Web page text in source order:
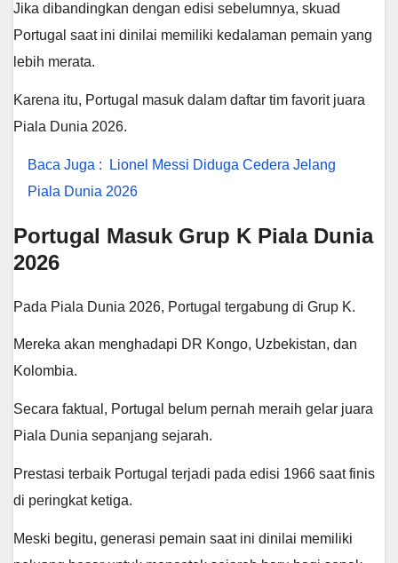
Jika dibandingkan dengan edisi sebelumnya, skuad
Portugal saat ini dinilai memiliki kedalaman pemain yang
lebih merata.
Karena itu, Portugal masuk dalam daftar tim favorit juara
Piala Dunia 2026.
Baca Juga :
Lionel Messi Diduga Cedera Jelang
Piala Dunia 2026
Portugal Masuk Grup K Piala Dunia
2026
Pada Piala Dunia 2026, Portugal tergabung di Grup K.
Mereka akan menghadapi DR Kongo, Uzbekistan, dan
Kolombia.
Secara faktual, Portugal belum pernah meraih gelar juara
Piala Dunia sepanjang sejarah.
Prestasi terbaik Portugal terjadi pada edisi 1966 saat finis
di peringkat ketiga.
Meski begitu, generasi pemain saat ini dinilai memiliki